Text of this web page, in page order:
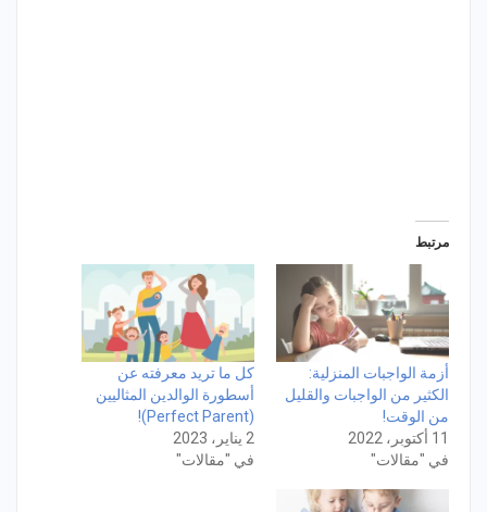
مرتبط
أزمة الواجبات المنزلية:
الكثير من الواجبات والقليل
من الوقت!
11 أكتوبر، 2022
في "مقالات"
كل ما تريد معرفته عن
أسطورة الوالدين المثاليين
(Perfect Parent)!
2 يناير، 2023
في "مقالات"